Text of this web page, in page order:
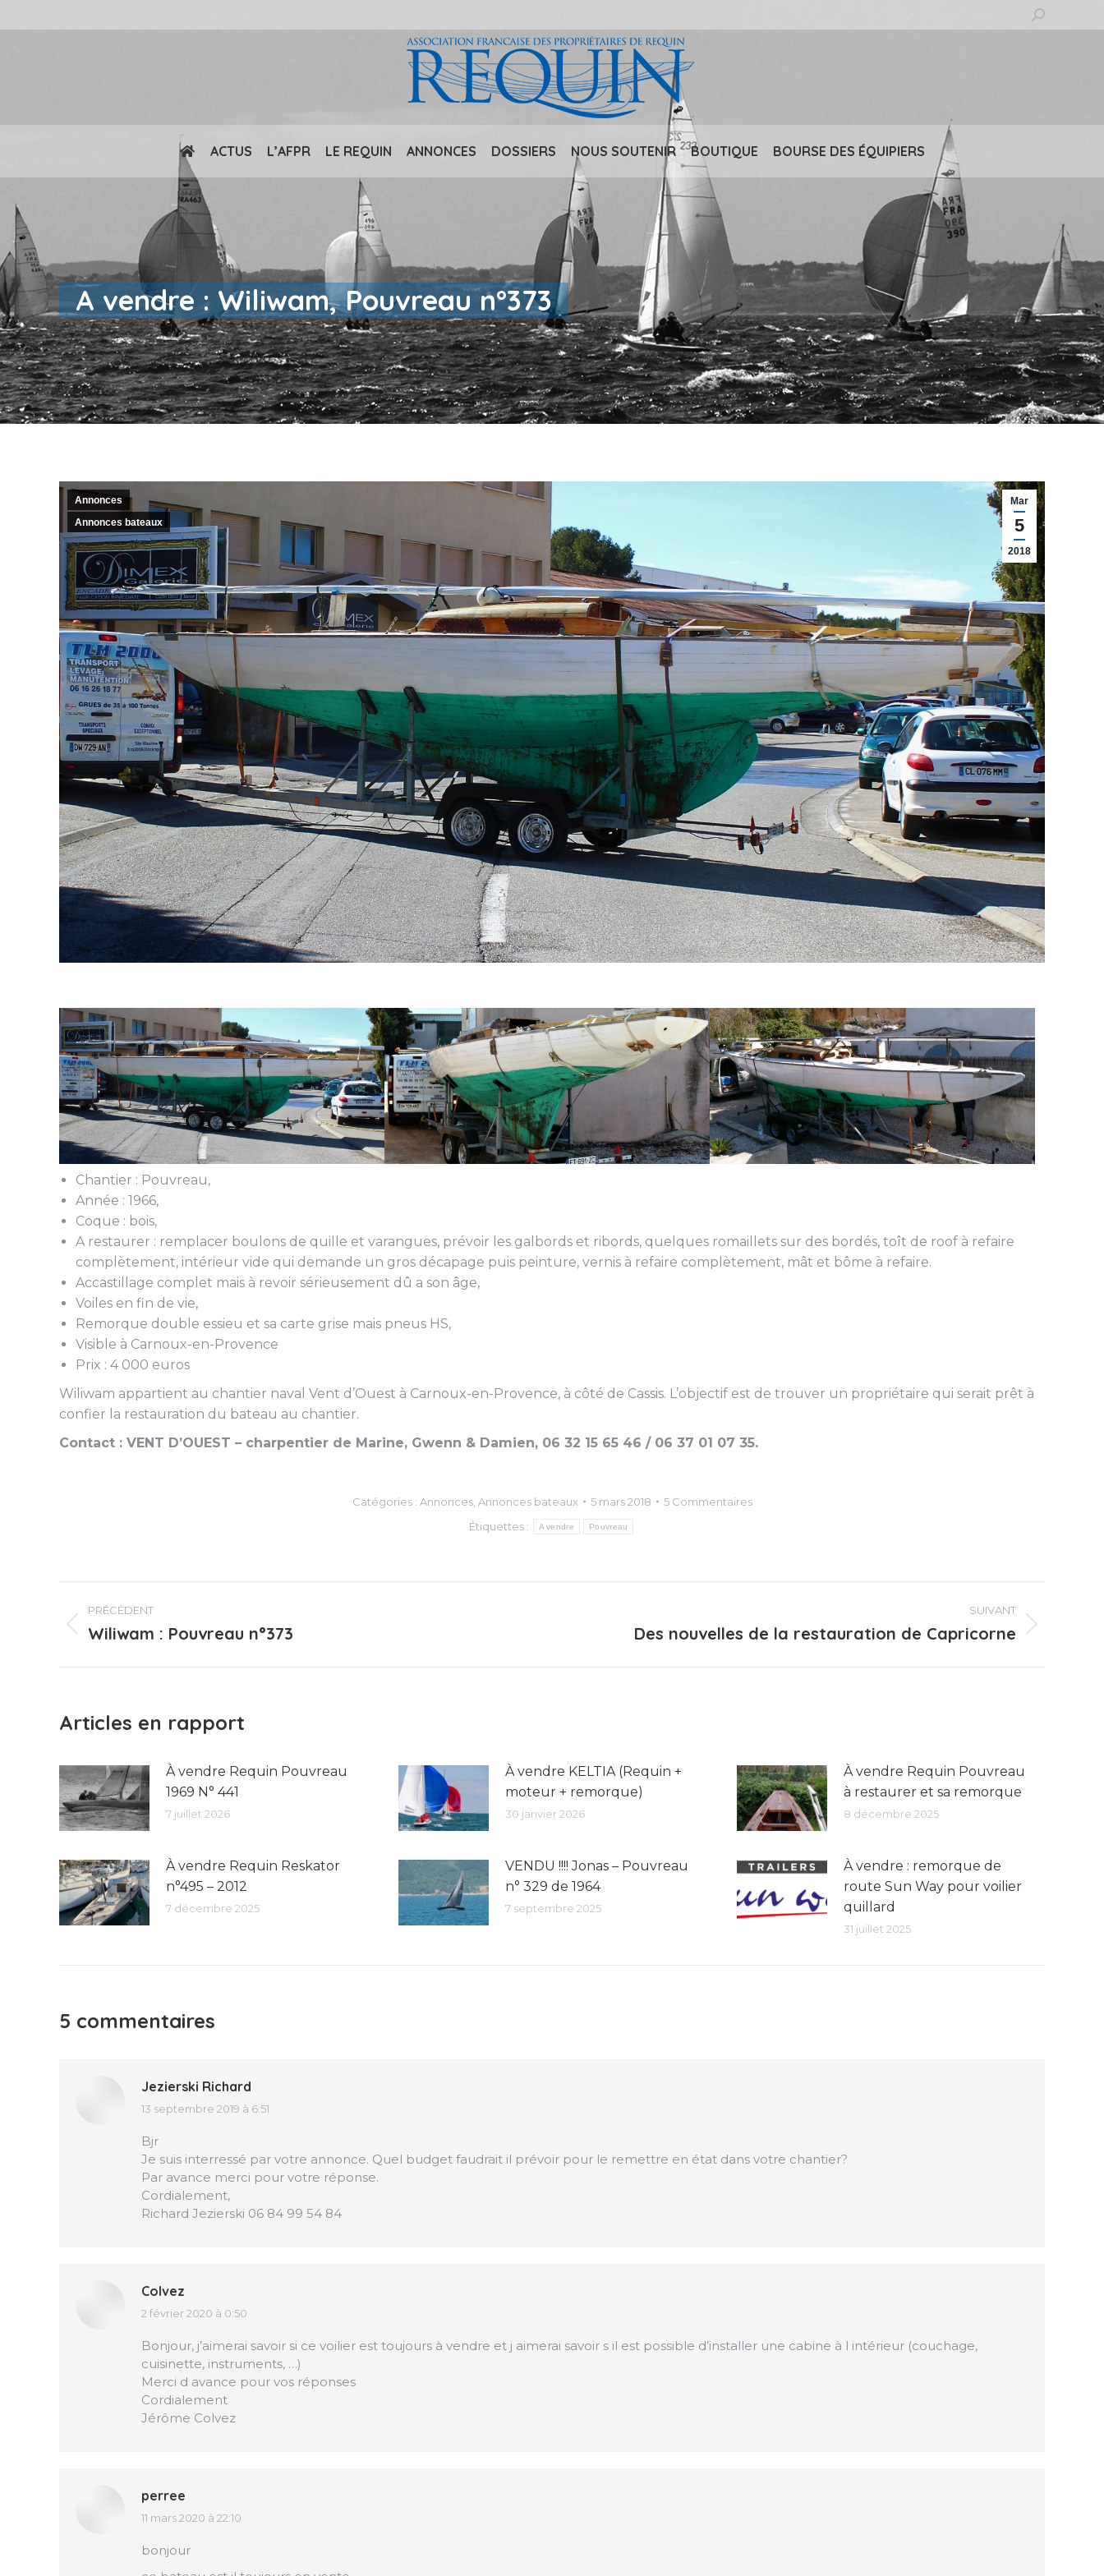
Recherche
:
ACTUS L’AFPR LE REQUIN ANNONCES DOSSIERS NOUS SOUTENIR BOUTIQUE BOURSE DES ÉQUIPIERS
A vendre : Wiliwam, Pouvreau n°373
Mar
5
2018
Annonces
Annonces bateaux
Chantier : Pouvreau,
Année : 1966,
Coque : bois,
A restaurer : remplacer boulons de quille et varangues, prévoir les galbords et ribords, quelques romaillets sur des bordés, toît de roof à refaire
complètement, intérieur vide qui demande un gros décapage puis peinture, vernis à refaire complètement, mât et bôme à refaire.
Accastillage complet mais à revoir sérieusement dû a son âge,
Voiles en fin de vie,
Remorque double essieu et sa carte grise mais pneus HS,
Visible à Carnoux-en-Provence
Prix : 4 000 euros
Wiliwam appartient au chantier naval Vent d’Ouest à Carnoux-en-Provence, à côté de Cassis. L’objectif est de trouver un propriétaire qui serait prêt à
confier la restauration du bateau au chantier.
Contact : VENT D’OUEST – charpentier de Marine, Gwenn & Damien, 06 32 15 65 46 / 06 37 01 07 35.
Catégories : Annonces, Annonces bateaux 5 mars 2018
5 Commentaires
Étiquettes :
A vendre Pouvreau
Navigation
article
PRÉCÉDENT
Article
Wiliwam : Pouvreau n°373
SUIVANT
Des nouvelles de la restauration de Capricorne
Articles en rapport
À vendre Requin Pouvreau
1969 N° 441
7 juillet 2026
À vendre KELTIA (Requin +
moteur + remorque)
30 janvier 2026
À vendre Requin Pouvreau
à restaurer et sa remorque
8 décembre 2025
À vendre Requin Reskator
n°495 – 2012
7 décembre 2025
VENDU !!!! Jonas – Pouvreau
n° 329 de 1964
7 septembre 2025
À vendre : remorque de
route Sun Way pour voilier
quillard
31 juillet 2025
5 commentaires
Jezierski Richard
dit
13 septembre 2019 à 6:51
Bjr
Je suis interressé par votre annonce. Quel budget faudrait il prévoir pour le remettre en état dans votre chantier?
Par avance merci pour votre réponse.
Cordialement,
Richard Jezierski 06 84 99 54 84
Colvez
dit
2 février 2020 à 0:50
Bonjour, j’aimerai savoir si ce voilier est toujours à vendre et j aimerai savoir s il est possible d’installer une cabine à l intérieur (couchage,
cuisinette, instruments, …)
Merci d avance pour vos réponses
Cordialement
Jérôme Colvez
perree
dit
11 mars 2020 à 22:10
bonjour